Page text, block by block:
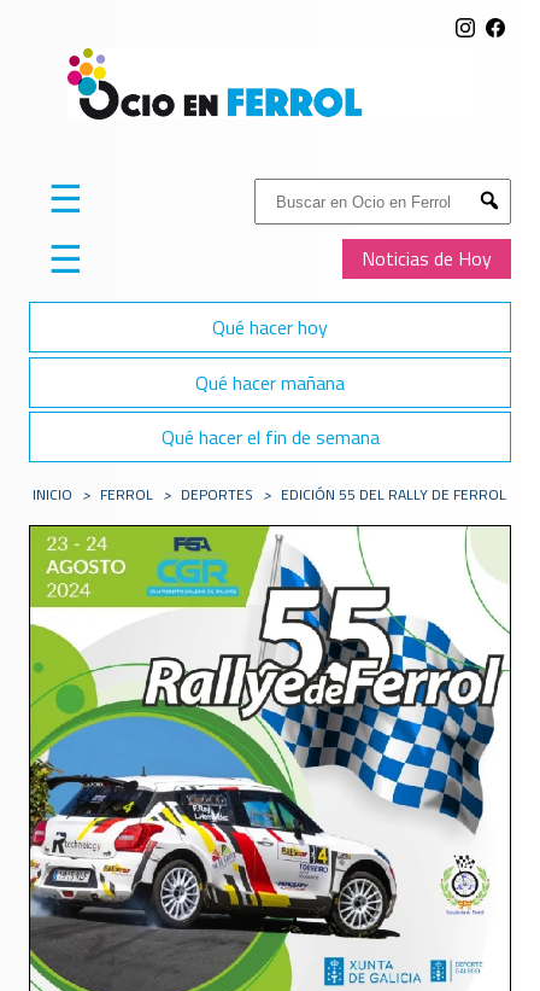
Buscar:
Submit
Noticias de Hoy
☰
☰
Qué hacer hoy
Qué hacer mañana
Qué hacer el fin de semana
INICIO > FERROL > DEPORTES > EDICIÓN 55 DEL RALLY DE FERROL